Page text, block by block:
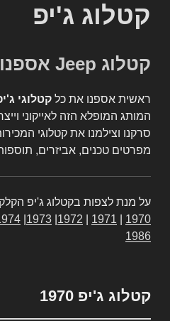
קטלוג ג'יפ
קטלוג Jeep אספנות
ראשית אספנו את כל קטלוגי
המותג המופלא הזה לאייקוני
סרקנו וצילמנו את קטלוגי
מפרטים טכנים, אביזרים,
על מנת לצפות בקטלוג ג'יפ
1970
1971
1972
1973
1986
קטלוג ג'יפ 1970